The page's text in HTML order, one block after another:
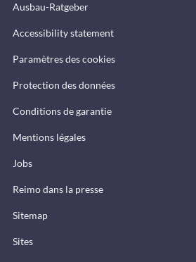
Ausbau-Ratgeber
Accessibility statement
Paramètres des cookies
Protection des données
Conditions de garantie
Mentions légales
Jobs
Reimo dans la presse
Sitemap
Sites